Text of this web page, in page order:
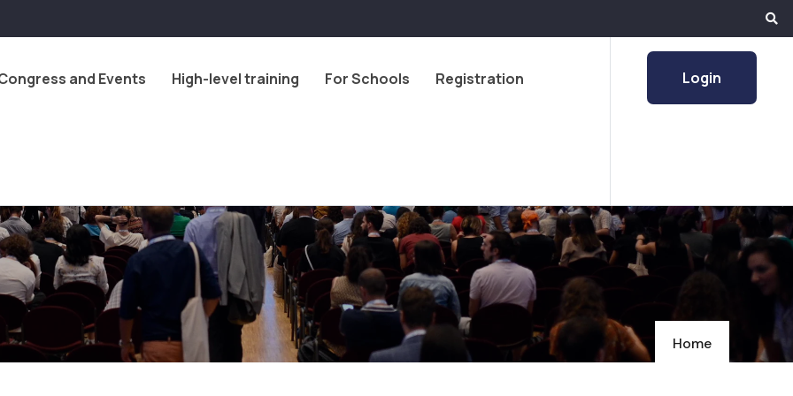
and Events High-level training For Schools Registration Login
Home